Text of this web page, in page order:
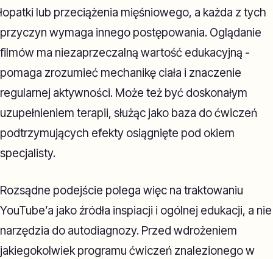
łopatki lub przeciążenia mięśniowego, a każda z tych
przyczyn wymaga innego postępowania. Oglądanie
filmów ma niezaprzeczalną wartość edukacyjną -
pomaga zrozumieć mechanikę ciała i znaczenie
regularnej aktywności. Może też być doskonałym
uzupełnieniem terapii, służąc jako baza do ćwiczeń
podtrzymujących efekty osiągnięte pod okiem
specjalisty.
Rozsądne podejście polega więc na traktowaniu
YouTube’a jako źródła inspiacji i ogólnej edukacji, a nie
narzędzia do autodiagnozy. Przed wdrożeniem
jakiegokolwiek programu ćwiczeń znalezionego w